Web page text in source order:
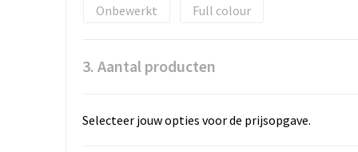
Onbewerkt
Full colour
3. Aantal producten
Selecteer jouw opties voor de prijsopgave.